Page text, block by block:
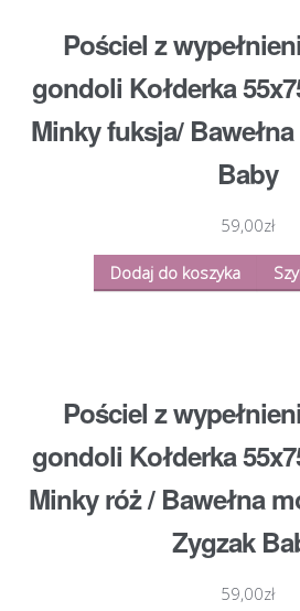
Pościel z
gondoli Kołderka
Minky fuksja/
Baby
59,00zł
Dodaj do koszyka
Pościel z
gondoli Kołderka
Minky róż / Bawełna
Zygzak
59,00zł